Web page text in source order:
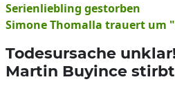
Serienliebling gestorben
Simone Thomalla trauert um
Todesursache
Martin Buyince